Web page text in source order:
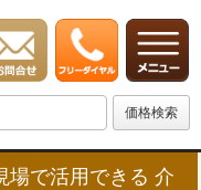
場で活用できる 介